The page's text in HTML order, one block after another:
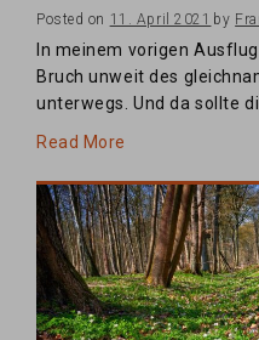
Posted on 11. April 2021 by
In meinem vorigen
Bruch unweit des
unterwegs. Und da sollte
Read More